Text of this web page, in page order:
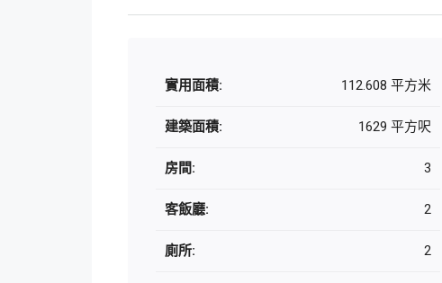
實用面積: 112.608 平方米
建築面積: 1629 平方呎
房間: 3
客飯廳: 2
廁所: 2